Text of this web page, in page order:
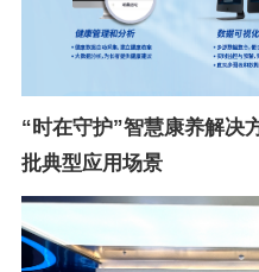
“时在守护”智慧康养解决
批典型应用场景